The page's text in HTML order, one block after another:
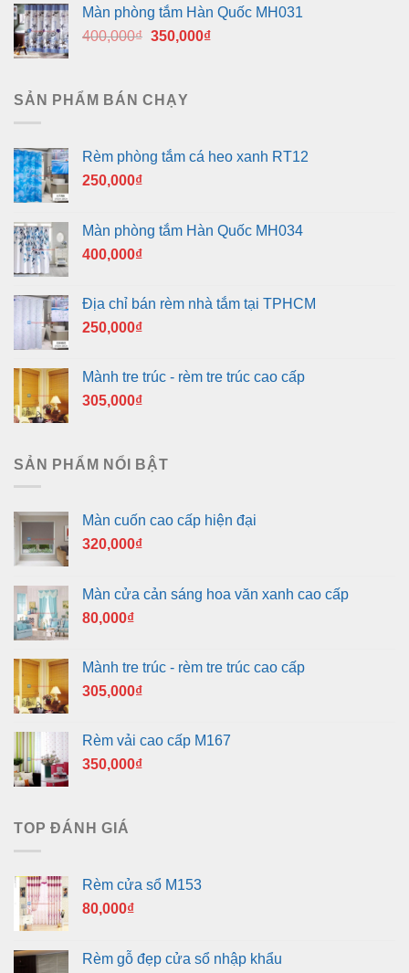
400,000₫.là:
350,000₫.
Màn phòng tắm Hàn Quốc MH031
400,000₫ Giá
400,000₫.
350,000₫Giá
SẢN PHẨM BÁN CHẠY
Rèm phòng tắm cá heo xanh RT12
250,000₫
Màn phòng tắm Hàn Quốc MH034
400,000₫
Địa chỉ bán rèm nhà tắm tại TPHCM
250,000₫
Mành tre trúc - rèm tre trúc cao cấp
305,000₫
SẢN PHẨM NỔI BẬT
Màn cuốn cao cấp hiện đại
320,000₫
Màn cửa cản sáng hoa văn xanh cao cấp
80,000₫
Mành tre trúc - rèm tre trúc cao cấp
305,000₫
Rèm vải cao cấp M167
350,000₫
TOP ĐÁNH GIÁ
Rèm cửa sổ M153
80,000₫
Rèm gỗ đẹp cửa sổ nhập khẩu